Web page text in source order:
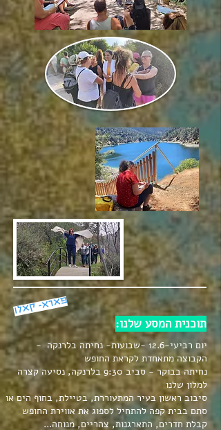
פארא- קאלו
תוכנית המסע שלנו:
יום רביעי-12.6 -שבועות- נחיתה בלרנקה -
הקבוצה מתאחדת לקראת החופש
נחיתה בבוקר - סביב 9:30 בלרנקה,
נסיעה קצרה
למלון שלנו
סיבוב ראשון בעיר המתעוררת, בטיילת, בחוף הים או
סתם בבית קפה להתחיל לספוג את אווירת החופש
קבלת חדרים, התארגנות, צהריים, מנוחה...